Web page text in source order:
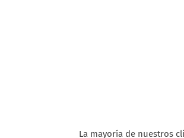
La mayoría de nuestros